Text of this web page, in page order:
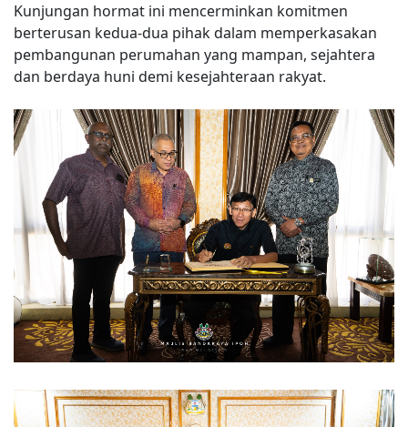
Kunjungan hormat ini mencerminkan komitmen
berterusan kedua-dua pihak dalam memperkasakan
pembangunan perumahan yang mampan, sejahtera
dan berdaya huni demi kesejahteraan rakyat.